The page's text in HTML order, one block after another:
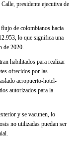
presidente ejecutiva de
de colombianos hacia
lo que significa una
de 2020.
habilitados para realizar
ofrecidos por las
aeropuerto-hotel-
autorizados para la
y se vacunen, lo
no utilizadas puedan ser